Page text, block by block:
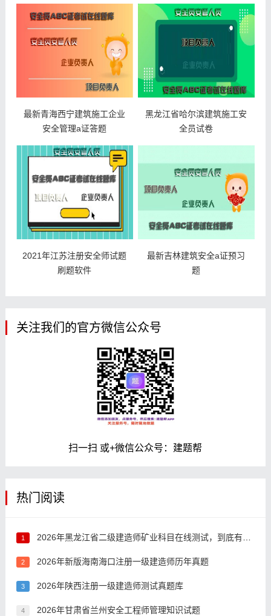
最新青海西宁建筑施工企业
安全管理a证答题
黑龙江省哈尔滨建筑施工安
全员试卷
2021年江苏注册安全师试题
刷题软件
最新吉林建筑安全a证预习
题
关注我们的官方微信公众号
扫一扫 或+微信公众号：建题帮
热门阅读
1 2026年黑龙江省二级建造师矿业科目在线测试，到底有多难考过？
2 2026年新版海南海口注册一级建造师历年真题
3 2026年陕西注册一级建造师测试真题库
4 2026年甘肃省兰州安全工程师管理知识试题